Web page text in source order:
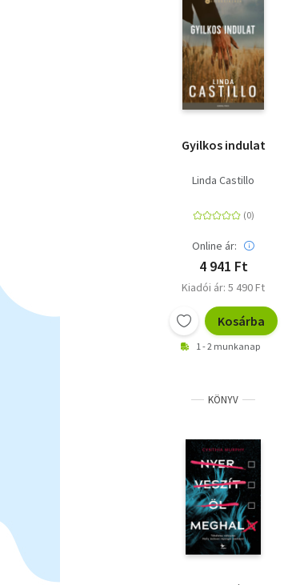
Gyilkos indulat
Linda Castillo
Online ár:
4 941 Ft
Kiadói ár: 5 490 Ft
Kosárba
1 - 2 munkanap
KÖNYV